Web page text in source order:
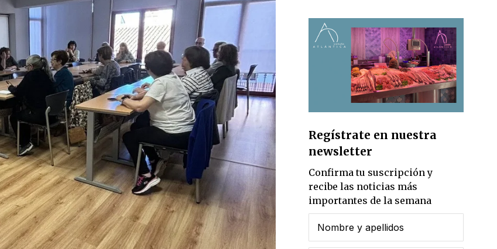
Regístrate en nuestra
newsletter
Confirma tu suscripción y
recibe las noticias más
importantes de la semana